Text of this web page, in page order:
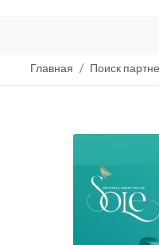
Главная Поиск